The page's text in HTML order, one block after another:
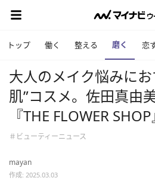
トップ 働く 整える 磨く 恋
大人のメイク悩みに
肌”コスメ。佐田真由
『THE FLOWER
＃ビューティーニュース
mayan
作成: 2025.03.03